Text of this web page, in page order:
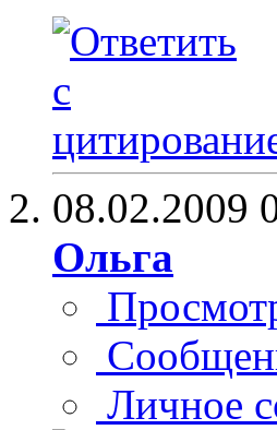
08.02.2009
Ольга
Личное